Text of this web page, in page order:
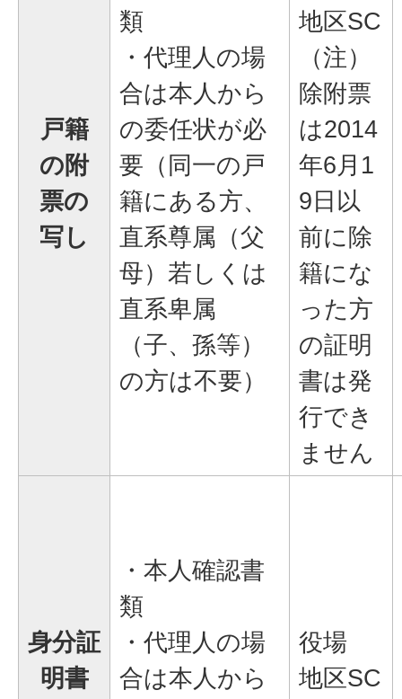
戸籍
の附
票の
写し
類
・代理人の場
合は本人から
の委任状が必
要（同一の戸
籍にある方、
直系尊属（父
母）若しくは
直系卑属
（子、孫等）
の方は不要）
地区SC
（注）
除附票
は2014
年6月1
9日以
前に除
籍にな
った方
の証明
書は発
行でき
ません
身分証
明書
・本人確認書
類
・代理人の場
合は本人から
役場
地区SC